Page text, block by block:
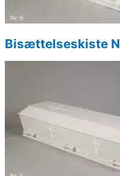
Bisættelseskiste